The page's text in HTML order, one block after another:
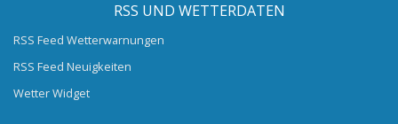
RSS UND WETTERDATEN
RSS Feed Wetterwarnungen
RSS Feed Neuigkeiten
Wetter Widget